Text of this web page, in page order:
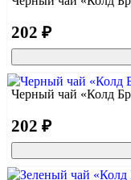
202 ₽
Черный чай «Колд
202 ₽